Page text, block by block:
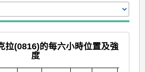
拉(0816)的每六小時位置及強
度